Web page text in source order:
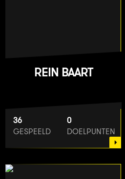
REIN BAART
36
GESPEELD
0
DOELPUNTEN